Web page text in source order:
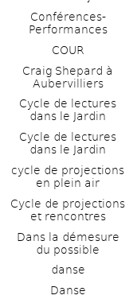
Conférences-
Performances
COUR
Craig Shepard à
Aubervilliers
Cycle de lectures
dans le Jardin
Cycle de lectures
dans le Jardin
cycle de projections
en plein air
Cycle de projections
et rencontres
Dans la démesure
du possible
danse
Danse